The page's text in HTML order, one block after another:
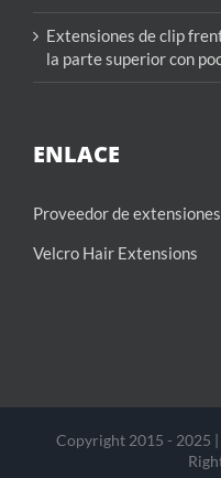
Extensiones de clip
la parte superior con
ENLACE
Proveedor de
Velcro Hair Extensions
Copyright 2015 - 2025